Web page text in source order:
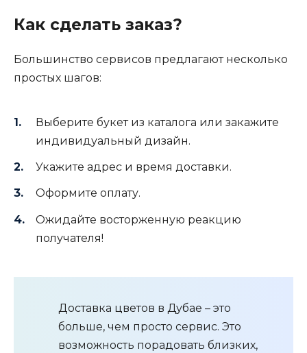
Как сделать заказ?
Большинство сервисов предлагают несколько
простых шагов:
Выберите букет из каталога или закажите
индивидуальный дизайн.
Укажите адрес и время доставки.
Оформите оплату.
Ожидайте восторженную реакцию
получателя!
Доставка цветов в Дубае – это
больше, чем просто сервис. Это
возможность порадовать близких,